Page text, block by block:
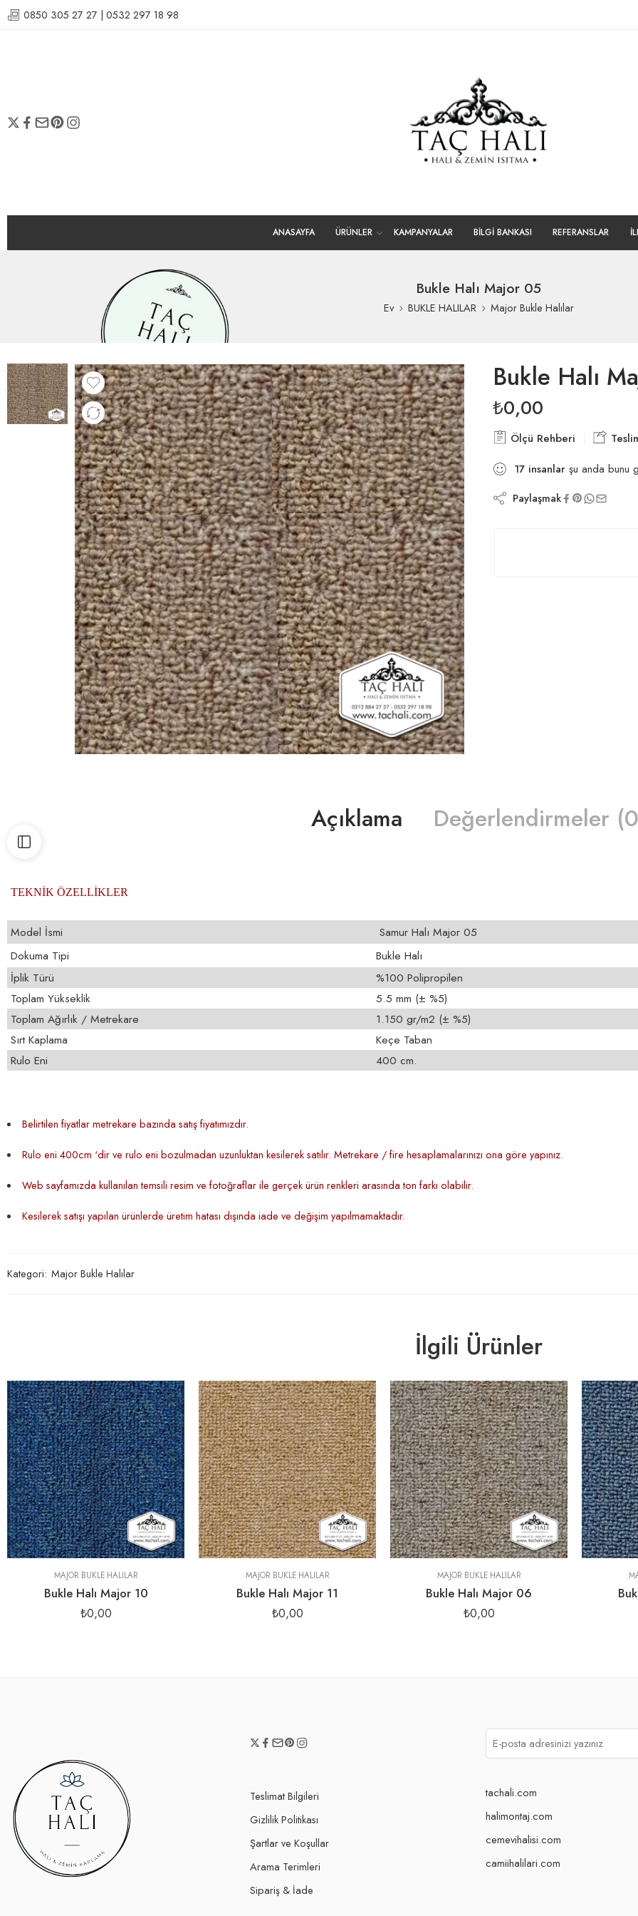
0850 305 27 27 | 0532 297 18 98
ANASAYFA ÜRÜNLER KAMPANYALAR BİLGİ BANKASI REFERANSLAR
Bukle Halı Major 05
Ev BUKLE HALILAR Major Bukle Halılar
Bukle Halı
₺0,00
Ölçü Rehberi
17 insanlar şu anda bunu
Paylaşmak
Açıklama Değerlendirmeler
TEKNİK ÖZELLİKLER
Model İsmi
Samur Halı Major 05
Dokuma Tipi
Bukle Halı
İplik Türü
%100 Polipropilen
Toplam Yükseklik
5.5 mm (± %5)
Toplam Ağırlık / Metrekare
1.150 gr/m2 (± %5)
Sırt Kaplama
Keçe Taban
Rulo Eni
400 cm.
Belirtilen fiyatlar metrekare bazında satış fiyatımızdır.
Rulo eni 400cm ‘dir ve rulo eni bozulmadan uzunluktan kesilerek satılır. Metrekare / fire hesaplamalarınızı ona göre yapınız.
Web sayfamızda kullanılan temsili resim ve fotoğraflar ile gerçek ürün renkleri arasında ton farkı olabilir.
Kesilerek satışı yapılan ürünlerde üretim hatası dışında iade ve değişim yapılmamaktadır.
Kategori: Major Bukle Halılar
İlgili Ürünler
MAJOR BUKLE HALILAR
Bukle Halı Major 10
₺0,00
MAJOR BUKLE HALILAR
Bukle Halı Major 11
₺0,00
MAJOR BUKLE HALILAR
Bukle Halı Major 06
₺0,00
Teslimat Bilgileri
Gizlilik Politikası
Şartlar ve Koşullar
Arama Terimleri
Sipariş & İade
tachali.com
halimontaj.com
cemevihalisi.com
camiihalilari.com